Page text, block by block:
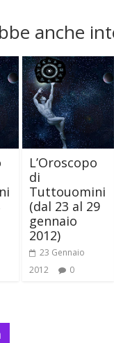
anche
L’Oroscopo
di
Tuttouomini
(dal 23 al 29
gennaio
2012)
23 Gennaio
2012
0